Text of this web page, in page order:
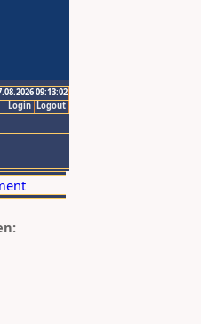
09:13:02
Logout
Login